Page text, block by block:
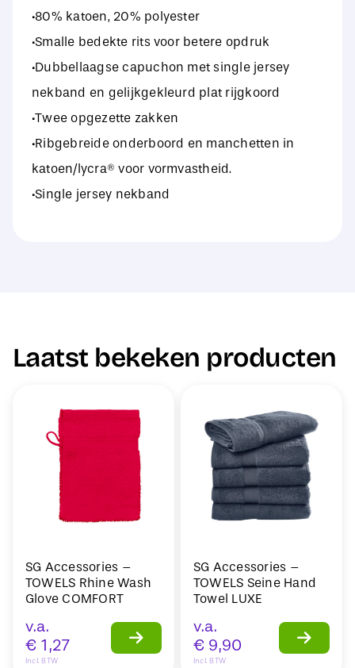
·80% katoen, 20% polyester
·Smalle bedekte rits voor betere opdruk
·Dubbellaagse capuchon met single jersey
nekband en gelijkgekleurd plat rijgkoord
·Twee opgezette zakken
·Ribgebreide onderboord en manchetten in
katoen/lycra® voor vormvastheid.
·Single jersey nekband
Laatst bekeken producten
SG Accessories –
TOWELS Rhine Wash
Glove COMFORT
v.a.
€ 1,27
Incl. BTW
SG Accessories –
TOWELS Seine Hand
Towel LUXE
v.a.
€ 9,90
Incl. BTW